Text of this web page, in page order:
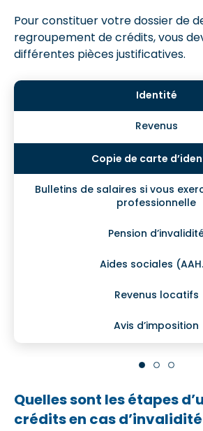
Pour constituer votre dossier de
regroupement de crédits, vous
différentes pièces justificatives.
Revenus
Bulletins de salaires si vous
professionnelle
Pension
Aides sociales
Revenus locatifs
Avis d’imposition
Quelles sont les étapes
crédits en cas d’invalidité